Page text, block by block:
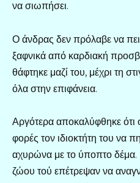
να σιωπήσει.
Ο άνδρας δεν πρόλαβε να
ξαφνικά από καρδιακή
θάφτηκε μαζί του, μέχρι τη
όλα στην επιφάνεια.
Αργότερα αποκαλύφθηκε ότι
φορές τον ιδιοκτήτη του να
αχυρώνα με το ύποπτο
ζώου τού επέτρεψαν να